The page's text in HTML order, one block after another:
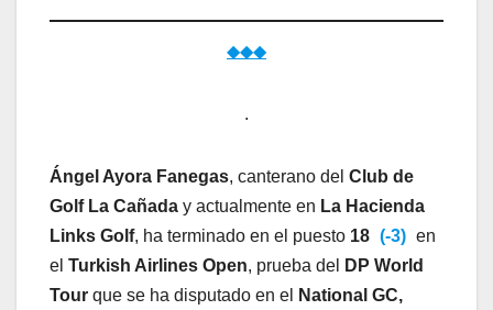
◆◆◆
.
Ángel Ayora Fanegas, canterano del Club de
Golf La Cañada y actualmente en La Hacienda
Links Golf, ha terminado en el puesto 18 (-3) en
el Turkish Airlines Open, prueba del
DP World
Tour que se ha disputado en el
National GC,